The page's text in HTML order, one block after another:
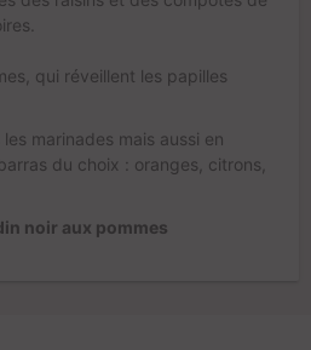
qui réveillent les papilles
marinades mais aussi en
du choix : oranges, citrons,
noir aux pommes